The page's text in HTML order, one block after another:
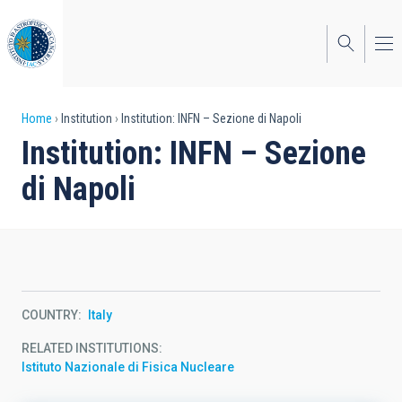
to
main
content
Breadcrumb
Home Institution Institution: INFN – Sezione di Napoli
Institution: INFN – Sezione
di Napoli
COUNTRY Italy
RELATED INSTITUTIONS
Istituto Nazionale di Fisica Nucleare